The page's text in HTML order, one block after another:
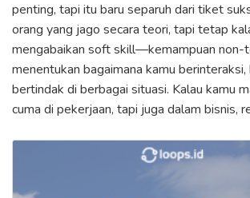
penting, tapi itu baru separuh dari tiket
orang yang jago secara teori, tapi tetap
mengabaikan soft skill—kemampuan non-
menentukan bagaimana kamu berinteraksi,
bertindak di berbagai situasi. Kalau kamu
cuma di pekerjaan, tapi juga dalam bisnis,